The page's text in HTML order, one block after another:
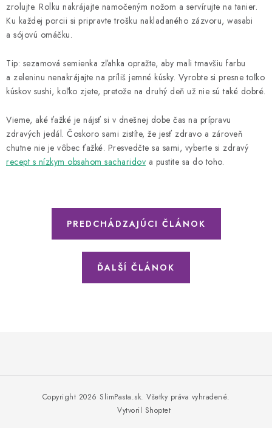
zrolujte. Rolku nakrájajte namočeným nožom a servírujte na tanier.
Ku každej porcii si pripravte trošku nakladaného zázvoru, wasabi
a sójovú omáčku.
Tip: sezamová semienka zľahka opražte, aby mali tmavšiu farbu
a zeleninu nenakrájajte na príliš jemné kúsky. Vyrobte si presne toľko
kúskov sushi, koľko zjete, pretože na druhý deň už nie sú také dobré.
Vieme, aké ťažké je nájsť si v dnešnej dobe čas na prípravu
zdravých jedál. Čoskoro sami zistíte, že jesť zdravo a zároveň
chutne nie je vôbec ťažké. Presvedčte sa sami, vyberte si zdravý
recept s nízkym obsahom sacharidov a pustite sa do toho.
PREDCHÁDZAJÚCI ČLÁNOK
ĎALŠÍ ČLÁNOK
Vytvoril Shoptet
Copyright 2026 SlimPasta.sk. Všetky práva vyhradené.